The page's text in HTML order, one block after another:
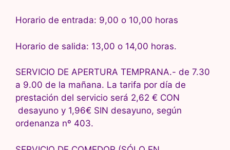
Horario de entrada: 9,00 o 10,00 horas
Horario de salida: 13,00 o 14,00 horas.
SERVICIO DE APERTURA TEMPRANA.- de 7.30
a 9.00 de la mañana. La tarifa por día de
prestación del servicio será 2,62 € CON
desayuno y 1,96€ SIN desayuno, según
ordenanza nº 403.